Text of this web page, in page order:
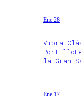
Ene 28
Vibra
la Gran
Ene 17